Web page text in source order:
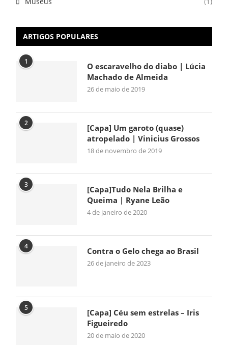
ARTIGOS POPULARES
1
O escaravelho do diabo | Lúcia
Machado de Almeida
26 de maio de 2019
2
[Capa] Um garoto (quase)
atropelado | Vinicius Grossos
18 de novembro de 2019
3
[Capa]Tudo Nela Brilha e
Queima | Ryane Leão
4 de janeiro de 2020
4 Contra o Gelo chega ao Brasil
26 de janeiro de 2023
5
[Capa] Céu sem estrelas – Iris
Figueiredo
20 de maio de 2020